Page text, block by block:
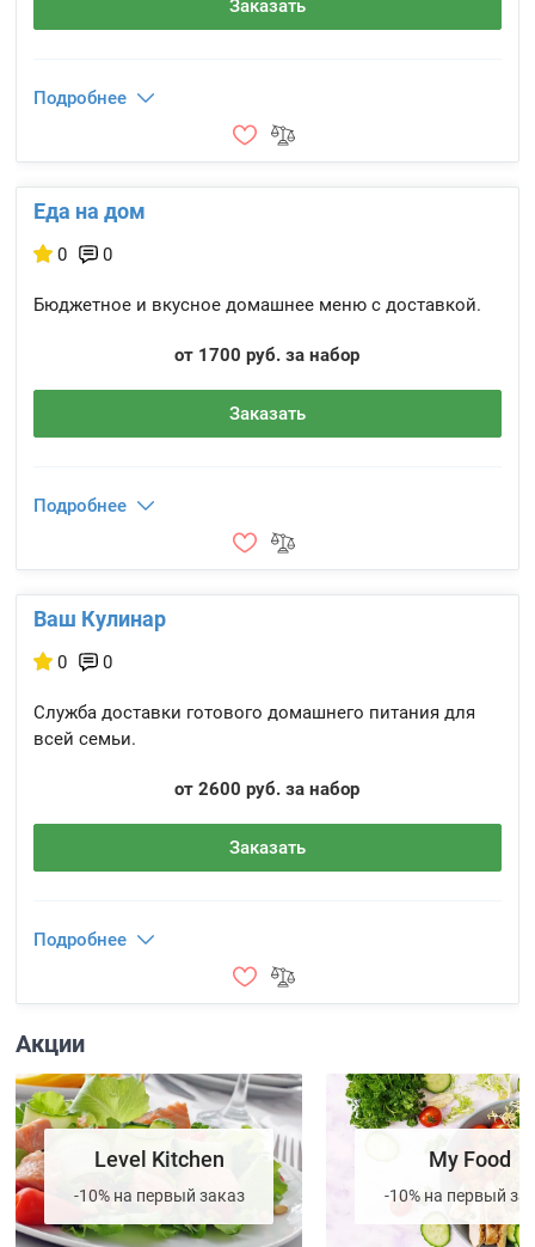
Заказать
Подробнее
Еда на дом
0 0
Бюджетное и вкусное домашнее меню с доставкой.
от 1700 руб. за набор
Заказать
Подробнее
Ваш Кулинар
0 0
Служба доставки готового домашнего питания для
всей семьи.
от 2600 руб. за набор
Заказать
Подробнее
Акции
Level Kitchen
-10% на первый заказ
My Food
-10% на первый